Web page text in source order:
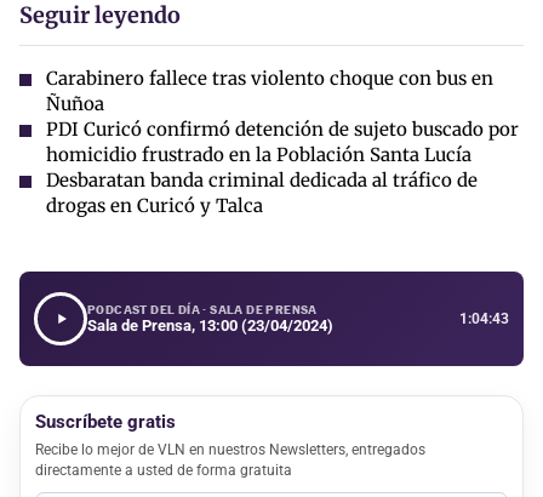
Seguir leyendo
Carabinero fallece tras violento choque con bus en
Ñuñoa
PDI Curicó confirmó detención de sujeto buscado por
homicidio frustrado en la Población Santa Lucía
Desbaratan banda criminal dedicada al tráfico de
drogas en Curicó y Talca
PODCAST DEL DÍA · SALA DE PRENSA
Sala de Prensa, 13:00 (23/04/2024) 1:04:43
Suscríbete gratis
Recibe lo mejor de VLN en nuestros Newsletters, entregados
directamente a usted de forma gratuita